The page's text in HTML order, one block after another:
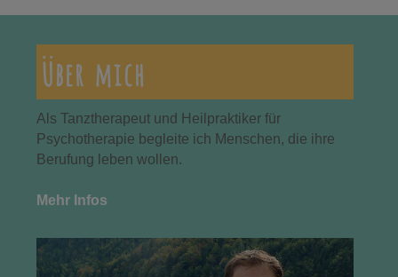
Über mich
Als Tanztherapeut und Heilpraktiker für
Psychotherapie begleite ich Menschen, die ihre
Berufung leben wollen.
Mehr Infos